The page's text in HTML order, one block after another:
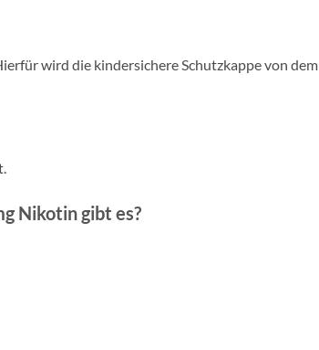
wird die kindersichere Schutzkappe von dem
Nikotin gibt es?